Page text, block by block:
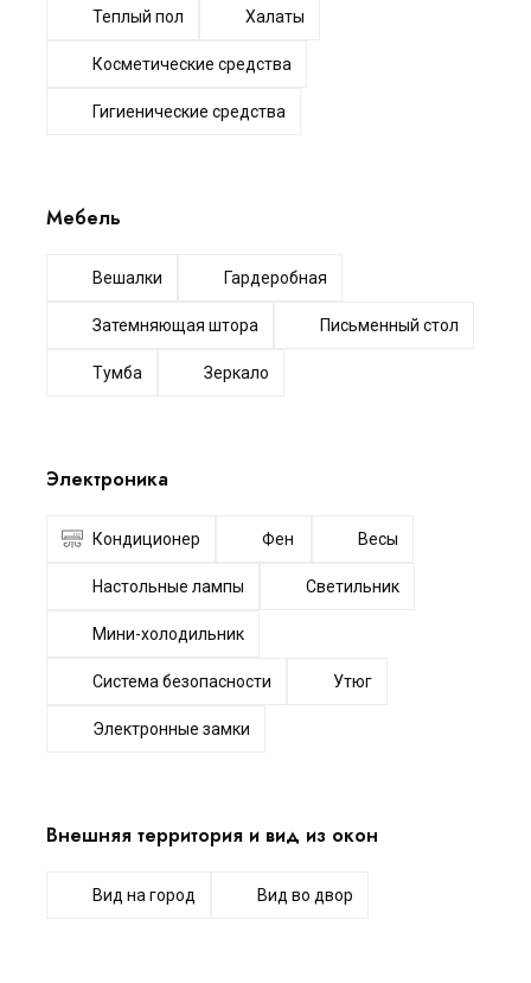
Теплый пол Халаты
Косметические средства
Гигиенические средства
Мебель
Вешалки Гардеробная
Затемняющая штора Письменный стол
Тумба Зеркало
Электроника
Кондиционер Фен Весы
Настольные лампы Светильник
Мини-холодильник
Система безопасности Утюг
Электронные замки
Внешняя территория и вид из окон
Вид на город Вид во двор